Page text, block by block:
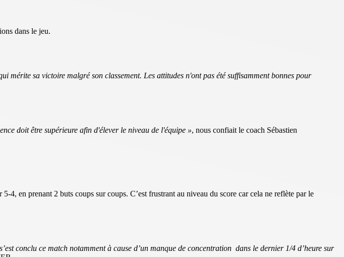
dans le jeu.
sa victoire malgré son classement. Les attitudes n'ont pas été suffisamment bonnes pour
doit être supérieure afin d'élever le niveau de l'équipe », nous confiait le coach Sébastien
en prenant 2 buts coups sur coups. C’est frustrant au niveau du score car cela ne reflète par le
conclu ce match notamment à cause d’un manque de concentration dans le dernier 1/4 d’heure sur